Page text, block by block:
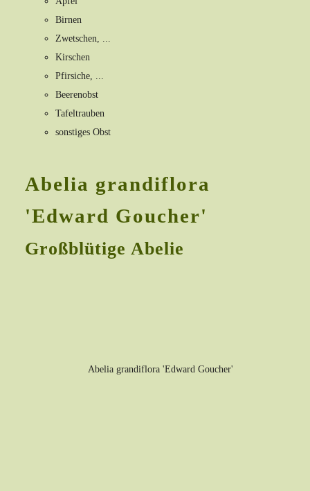
Birnen
Zwetschen, ...
Kirschen
Pfirsiche, ...
Beerenobst
Tafeltrauben
sonstiges Obst
Abelia grandiflora
'Edward Goucher'
Großblütige Abelie